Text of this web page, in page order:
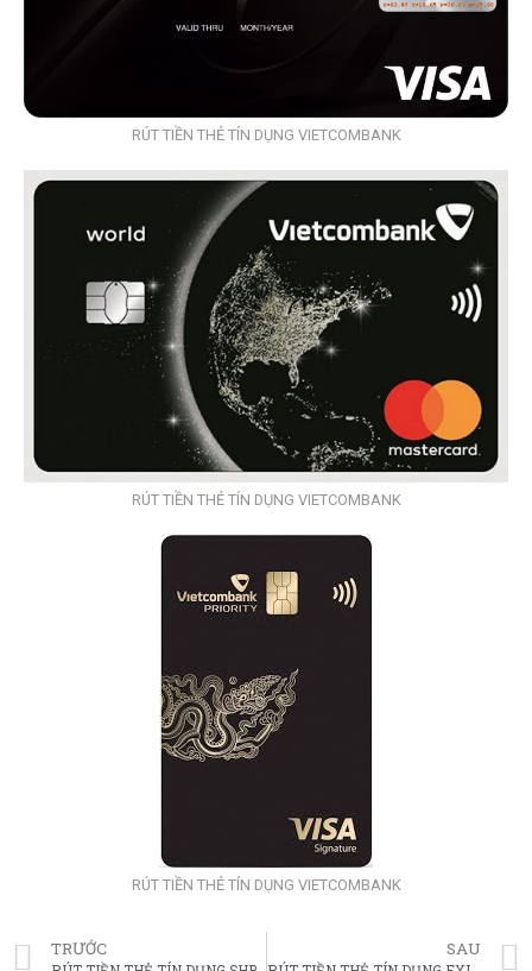
RÚT TIỀN THẺ TÍN DỤNG VIETCOMBANK
RÚT TIỀN THẺ TÍN DỤNG VIETCOMBANK
RÚT TIỀN THẺ TÍN DỤNG VIETCOMBANK
TRƯỚC SAU